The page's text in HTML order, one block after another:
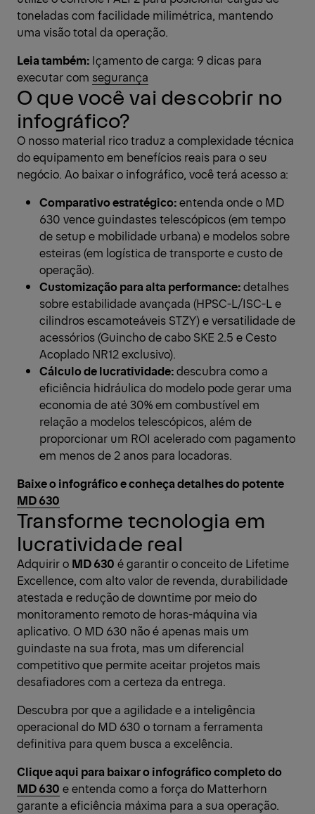
toneladas com facilidade milimétrica, mantendo
uma visão total da operação.
Leia também: Içamento de carga: 9 dicas para
executar com segurança
O que você vai descobrir no
infográfico?
O nosso material rico traduz a complexidade técnica
do equipamento em benefícios reais para o seu
negócio. Ao baixar o infográfico, você terá acesso a:
Comparativo estratégico:entenda onde o MD
630 vence guindastes telescópicos (em tempo
de setup e mobilidade urbana) e modelos sobre
esteiras (em logística de transporte e custo de
operação).
Customização para alta performance:detalhes
sobre estabilidade avançada (HPSC-L/ISC-L e
cilindros escamoteáveis STZY) e versatilidade de
acessórios (Guincho de cabo SKE 2.5 e Cesto
Acoplado NR12 exclusivo).
Cálculo de lucratividade:descubra como a
eficiência hidráulica do modelo pode gerar uma
economia de até 30% em combustível em
relação a modelos telescópicos, além de
proporcionar um ROI acelerado com pagamento
em menos de 2 anos para locadoras.
Baixe o infográfico e conheça detalhes do potente
MD 630
Transforme tecnologia em
lucratividade real
Adquirir o MD 630 é garantir o conceito de Lifetime
Excellence, com alto valor de revenda, durabilidade
atestada e redução de downtime por meio do
monitoramento remoto de horas-máquina via
aplicativo. O MD 630 não é apenas mais um
guindaste na sua frota, mas um diferencial
competitivo que permite aceitar projetos mais
desafiadores com a certeza da entrega.
Descubra por que a agilidade e a inteligência
operacional do MD 630 o tornam a ferramenta
definitiva para quem busca a excelência.
Clique aqui para baixar o infográfico completo do
MD 630 e entenda como a força do Matterhorn
garante a eficiência máxima para a sua operação.